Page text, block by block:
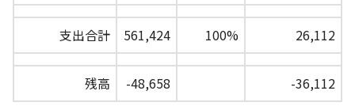
支出合計 561,424 100% 26,112
残高 -48,658 -36,112